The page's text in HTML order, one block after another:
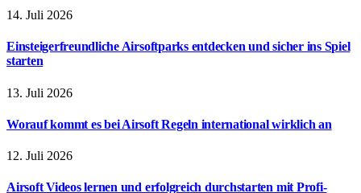
14. Juli 2026
Einsteigerfreundliche Airsoftparks entdecken und sicher ins Spiel
starten
13. Juli 2026
Worauf kommt es bei Airsoft Regeln international wirklich an
12. Juli 2026
Airsoft Videos lernen und erfolgreich durchstarten mit Profi-